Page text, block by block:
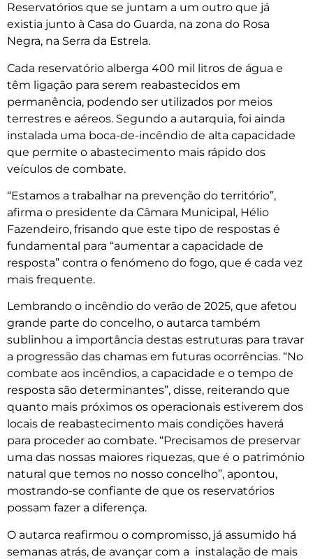
Reservatórios que se juntam a um outro que já
existia junto à Casa do Guarda, na zona do Rosa
Negra, na Serra da Estrela.
Cada reservatório alberga 400 mil litros de água e
têm ligação para serem reabastecidos em
permanência, podendo ser utilizados por meios
terrestres e aéreos. Segundo a autarquia, foi ainda
instalada uma boca-de-incêndio de alta capacidade
que permite o abastecimento mais rápido dos
veículos de combate.
“Estamos a trabalhar na prevenção do território”,
afirma o presidente da Câmara Municipal, Hélio
Fazendeiro, frisando que este tipo de respostas é
fundamental para “aumentar a capacidade de
resposta” contra o fenómeno do fogo, que é cada vez
mais frequente.
Lembrando o incêndio do verão de 2025, que afetou
grande parte do concelho, o autarca também
sublinhou a importância destas estruturas para travar
a progressão das chamas em futuras ocorrências. “No
combate aos incêndios, a capacidade e o tempo de
resposta são determinantes”, disse, reiterando que
quanto mais próximos os operacionais estiverem dos
locais de reabastecimento mais condições haverá
para proceder ao combate. “Precisamos de preservar
uma das nossas maiores riquezas, que é o património
natural que temos no nosso concelho”, apontou,
mostrando-se confiante de que os reservatórios
possam fazer a diferença.
O autarca reafirmou o compromisso, já assumido há
semanas atrás, de avançar com a instalação de mais